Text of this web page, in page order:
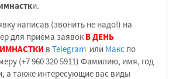
и.
написав (звонить не надо!) на
для приема заявок В ДЕНЬ
в Telegram или Макс по
(+7 960 320 5911) Фамилию, имя, год
а также интересующие вас виды